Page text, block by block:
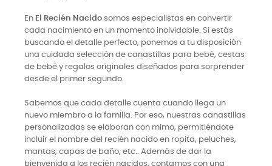
En El Recién Nacido somos especialistas en convertir
cada nacimiento en un momento inolvidable. Si estás
buscando el detalle perfecto, ponemos a tu disposición
una cuidada selección de canastillas para bebé, cestas
de bebé y regalos originales diseñados para sorprender
desde el primer segundo.
Sabemos que cada detalle cuenta cuando llega un
nuevo miembro a la familia. Por eso, nuestras canastillas
personalizadas se elaboran con mimo, permitiéndote
incluir el nombre del recién nacido en ropita, peluches,
mantas, capas de baño, etc.. Además de dar la
bienvenida a los recién nacidos, contamos con una